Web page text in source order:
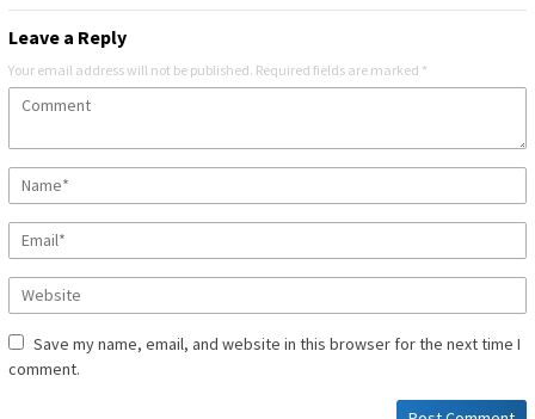
Leave a Reply
Your email address will not be published. Required fields are marked *
Save my name, email, and website in this browser for the next time I
comment.